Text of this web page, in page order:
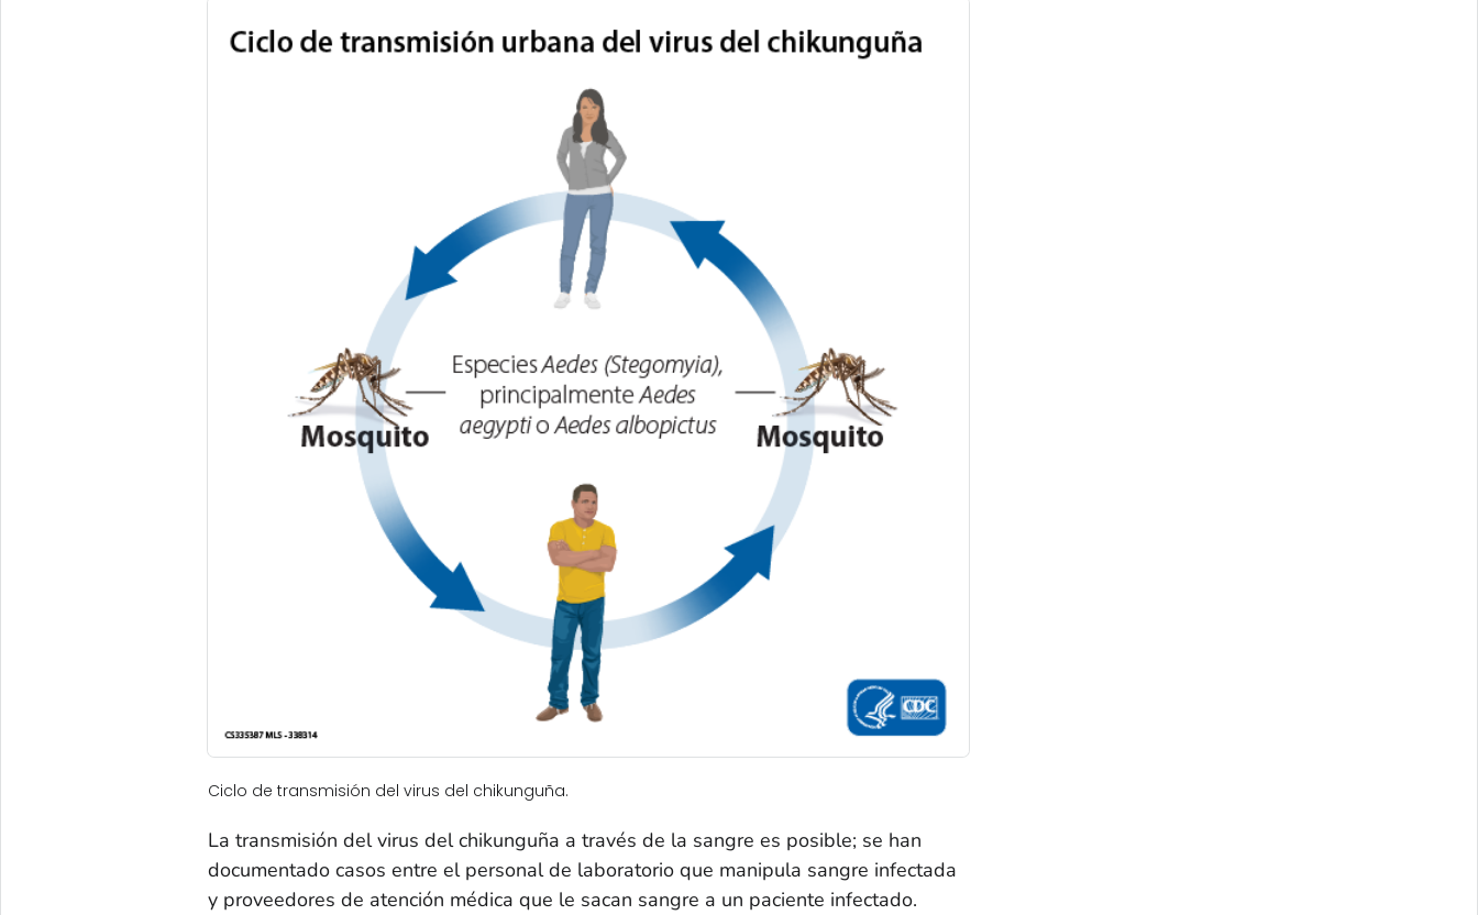
Ciclo de transmisión del virus del chikunguña.
La transmisión del virus del chikunguña a través de la sangre es posible; se han
documentado casos entre el personal de laboratorio que manipula sangre infectada
y proveedores de atención médica que le sacan sangre a un paciente infectado.